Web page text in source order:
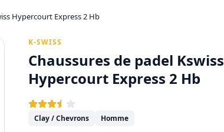
Hypercourt Express 2 Hb
K-SWISS
Chaussures de padel Kswiss
Hypercourt Express 2 Hb
Clay / Chevrons Homme